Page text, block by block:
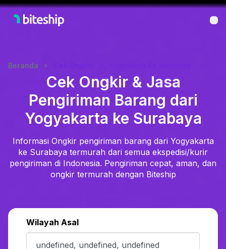
Beranda
Cek Ongkir & Jasa
Pengiriman Barang dari
Yogyakarta ke Surabaya
Informasi Ongkir pengiriman barang dari Yogyakarta
ke Surabaya termurah dari semua ekspedisi/kurir
pengiriman di Indonesia. Pengiriman cepat, aman, dan
ongkir termurah dengan Biteship
Wilayah Asal